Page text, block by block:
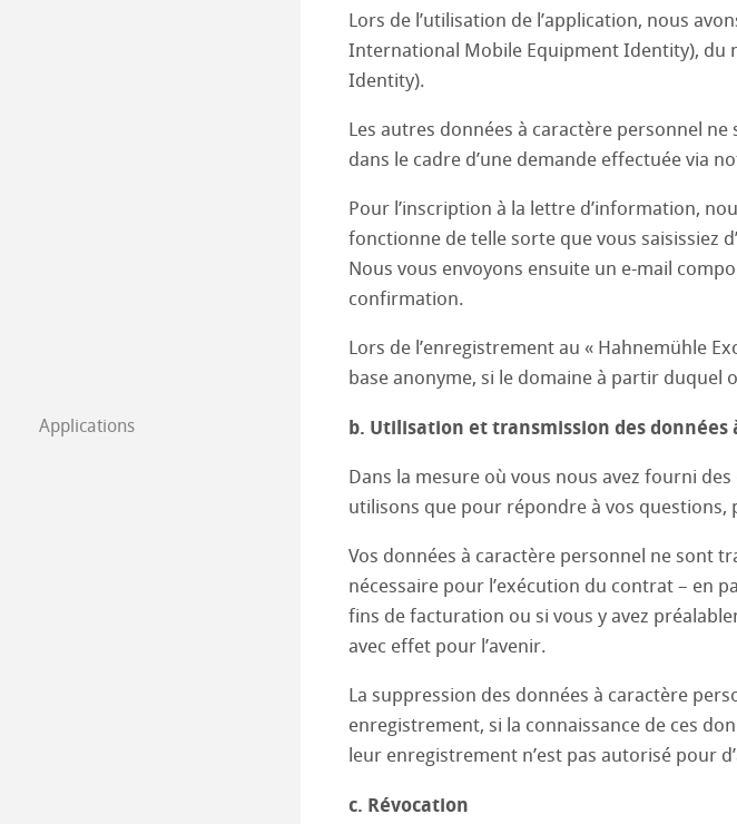
Papiers indicateurs et papiers test pour
Papiers filtrants pour la production de boissons
Papiers filtrants pour le nettoyage des huiles
Applications
Chemicals
Quality Control
Detergents
Petrol Rafineries
Cement Analysis
Agricultural and livestock industry
Soil /Fertiliser analysis
Animal feed analysis
Seed analysis
Food
Juice
Wine
Chocolate
Pharmaceuticals
Quality Control
Diagnostics
Air entries
Lors de l’utilisation de l’application, nous
International Mobile Equipment Identity), du
Identity).
Les autres données à caractère personnel
dans le cadre d’une demande effectuée via
Pour l’inscription à la lettre d’information,
fonctionne de telle sorte que vous saisissiez
Nous vous envoyons ensuite un e-mail
confirmation.
Lors de l’enregistrement au « Hahnemühle
base anonyme, si le domaine à partir
b. Utilisation et transmission des données
Dans la mesure où vous nous avez fourni
utilisons que pour répondre à vos
Vos données à caractère personnel ne sont
nécessaire pour l’exécution du contrat – en
fins de facturation ou si vous y avez
avec effet pour l’avenir.
La suppression des données à caractère
enregistrement, si la connaissance de ces
leur enregistrement n’est pas autorisé pour
c. Révocation